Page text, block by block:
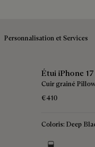
Personnalisation et Services
Étui iPhone
Cuir grainé Pillow
€410
Coloris: Deep